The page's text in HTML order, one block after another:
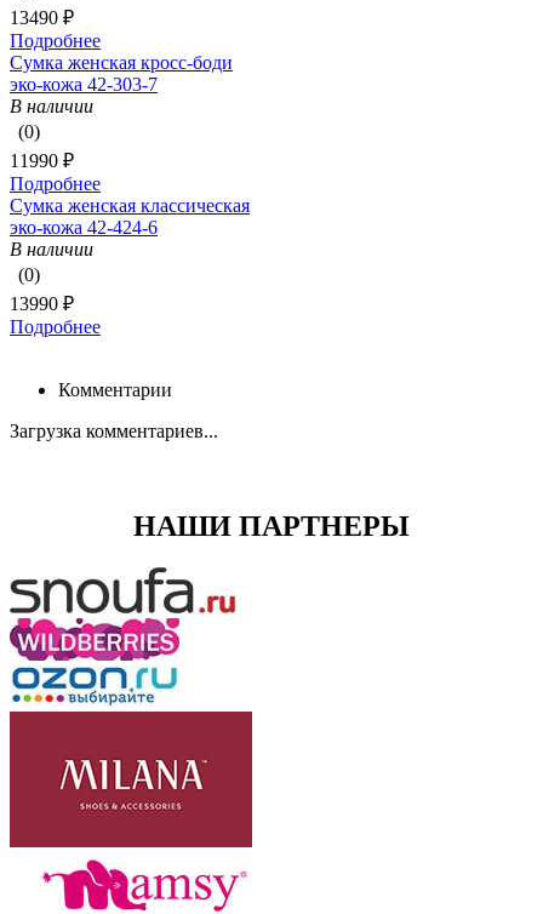
13490 ₽
Подробнее
Сумка женская кросс-боди
эко-кожа 42-303-7
В наличии
(0)
11990 ₽
Подробнее
Сумка женская классическая
эко-кожа 42-424-6
В наличии
(0)
13990 ₽
Подробнее
Комментарии
Загрузка комментариев...
НАШИ ПАРТНЕРЫ